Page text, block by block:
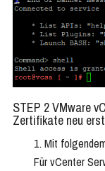
STEP 2 VMware
Zertifikate neu
Mit
Für vCenter